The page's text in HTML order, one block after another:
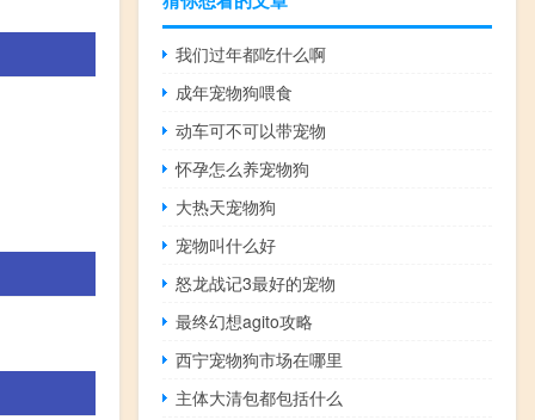
我们过年都吃什么啊
成年宠物狗喂食
动车可不可以带宠物
怀孕怎么养宠物狗
大热天宠物狗
宠物叫什么好
怒龙战记3最好的宠物
最终幻想agito攻略
西宁宠物狗市场在哪里
主体大清包都包括什么